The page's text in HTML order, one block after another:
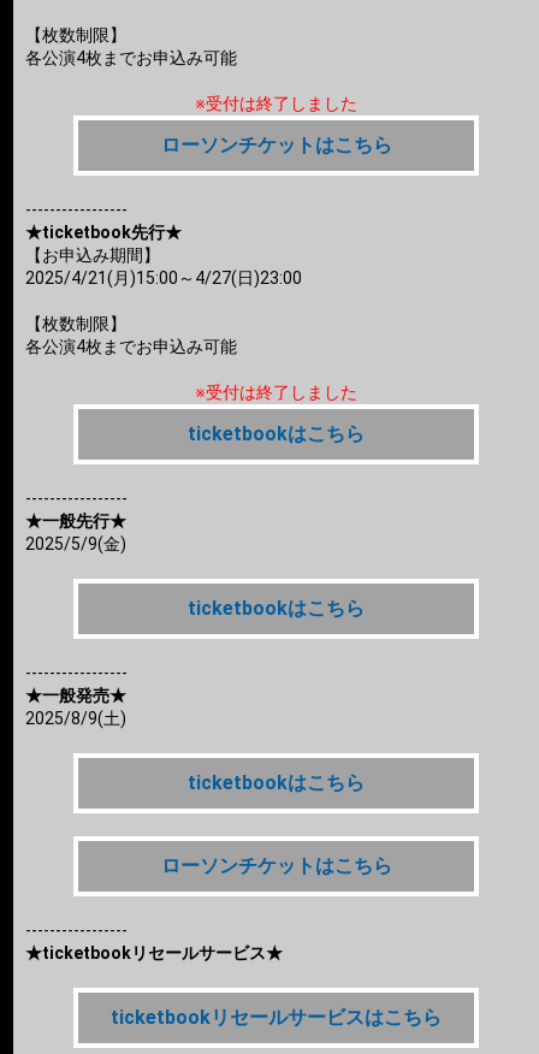
【枚数制限】
各公演4枚までお申込み可能
※受付は終了しました
ローソンチケットはこちら
-----------------
★ticketbook先行★
【お申込み期間】
2025/4/21(月)15:00～4/27(日)23:00
【枚数制限】
各公演4枚までお申込み可能
※受付は終了しました
ticketbookはこちら
-----------------
★一般先行★
2025/5/9(金)
ticketbookはこちら
-----------------
★一般発売★
2025/8/9(土)
ticketbookはこちら
ローソンチケットはこちら
-----------------
★ticketbookリセールサービス★
ticketbookリセールサービスはこちら